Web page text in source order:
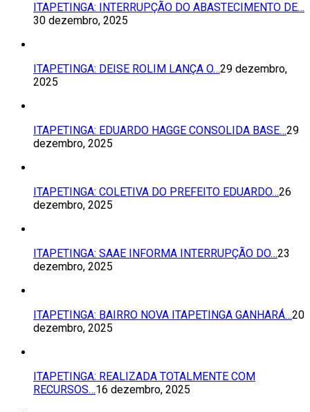
ITAPETINGA: INTERRUPÇÃO DO ABASTECIMENTO DE…
30 dezembro, 2025
ITAPETINGA: DEISE ROLIM LANÇA O…29 dezembro,
2025
ITAPETINGA: EDUARDO HAGGE CONSOLIDA BASE…29
dezembro, 2025
ITAPETINGA: COLETIVA DO PREFEITO EDUARDO…26
dezembro, 2025
ITAPETINGA: SAAE INFORMA INTERRUPÇÃO DO…23
dezembro, 2025
ITAPETINGA: BAIRRO NOVA ITAPETINGA GANHARÁ…20
dezembro, 2025
ITAPETINGA: REALIZADA TOTALMENTE COM
RECURSOS…16 dezembro, 2025